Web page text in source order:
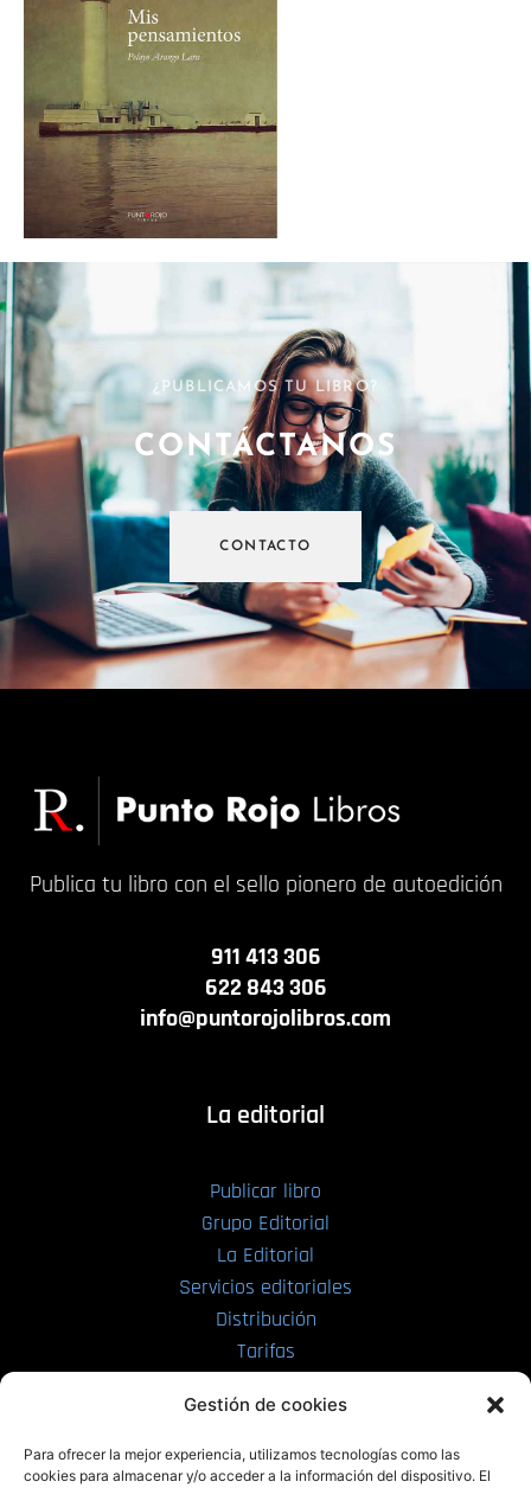
Gestión de cookies
Para ofrecer la mejor experiencia, utilizamos tecnologías como las
cookies para almacenar y/o acceder a la información del dispositivo. El
¿PUBLICAMOS TU LIBRO?
CONTÁCTANOS
CONTACTO
Publica tu libro con el sello pionero de autoedición
911 413 306
622 843 306
info@puntorojolibros.com
La editorial
Publicar libro
Grupo Editorial
La Editorial
Servicios editoriales
Distribución
Tarifas